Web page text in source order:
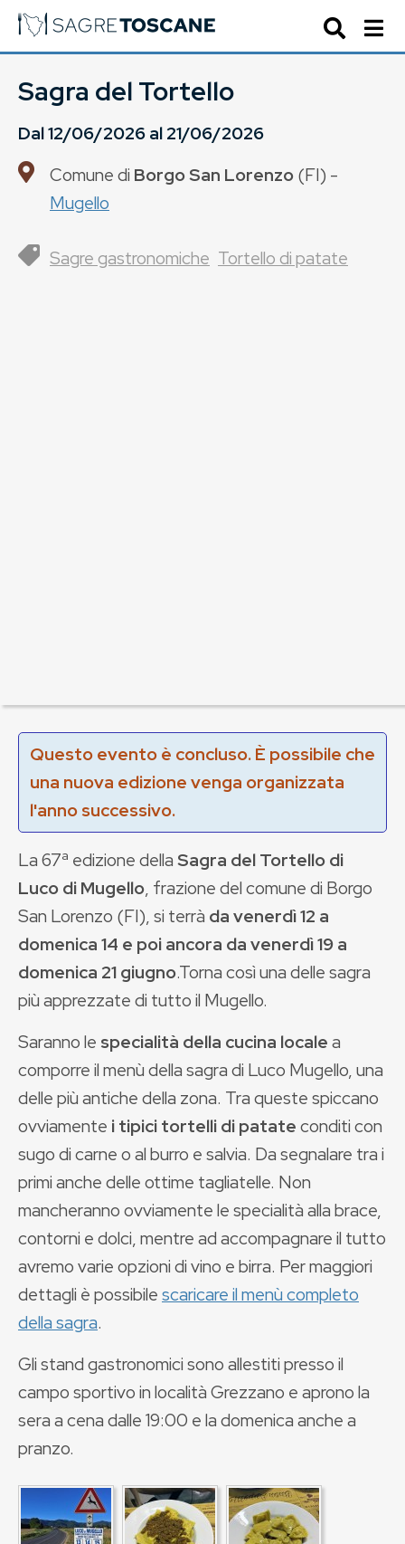
Sagra del Tortello
Dal12/06/2026al21/06/2026
Comune di Borgo San Lorenzo(FI) -
Mugello
Sagre gastronomiche Tortello di patate
Questo evento è concluso. È possibile che
una nuova edizione venga organizzata
l'anno successivo.
La 67ª edizione dellaSagra del Tortello di
Luco di Mugello, frazione del comune di Borgo
San Lorenzo (FI), si terrà da venerdì 12 a
domenica 14 e poi ancora da venerdì 19 a
domenica 21 giugno.Torna così una delle sagra
più apprezzate di tutto il Mugello.
Saranno le specialità della cucina localea
comporre il menù della sagra di Luco Mugello, una
delle più antiche della zona. Tra queste spiccano
ovviamente i tipici tortelli di patateconditi con
sugo di carne o al burro e salvia. Da segnalare tra i
primi anche delle ottime tagliatelle. Non
mancheranno ovviamente le specialità alla brace,
contorni e dolci, mentre ad accompagnare il tutto
avremo varie opzioni di vino e birra. Per maggiori
dettagli è possibilescaricare il menù completo
della sagra.
Gli stand gastronomici sono allestiti presso il
campo sportivo in località Grezzano e aprono la
sera a cena dalle 19:00 e la domenica anche a
pranzo.